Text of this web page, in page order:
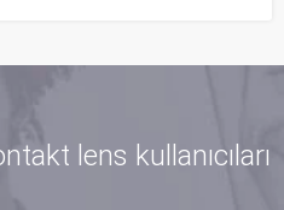
lens kullanıcıları